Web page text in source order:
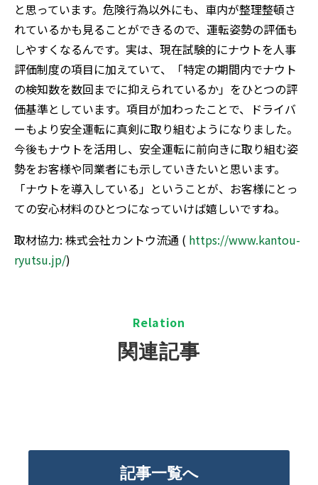
と思っています。危険行為以外にも、車内が整理整頓さ
れているかも見ることができるので、運転姿勢の評価も
しやすくなるんです。実は、現在試験的にナウトを人事
評価制度の項目に加えていて、「特定の期間内でナウト
の検知数を数回までに抑えられているか」をひとつの評
価基準としています。項目が加わったことで、ドライバ
ーもより安全運転に真剣に取り組むようになりました。
今後もナウトを活用し、安全運転に前向きに取り組む姿
勢をお客様や同業者にも示していきたいと思います。
「ナウトを導入している」ということが、お客様にとっ
ての安心材料のひとつになっていけば嬉しいですね。
取材協力: 株式会社カントウ流通 ( https://www.kantou-
ryutsu.jp/)
Relation
関連記事
記事一覧へ